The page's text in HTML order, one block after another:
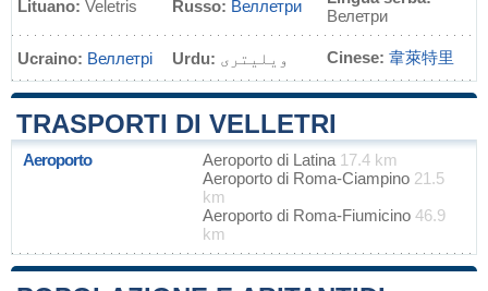
Lituano: Veletris Russo: Веллетри
Велетри
Ucraino: Веллетрі Urdu: ویلیتری Cinese: 韋萊特里
TRASPORTI DI VELLETRI
Aeroporto Aeroporto di Latina 17.4 km
Aeroporto di Roma-Ciampino 21.5
km
Aeroporto di Roma-Fiumicino 46.9
km